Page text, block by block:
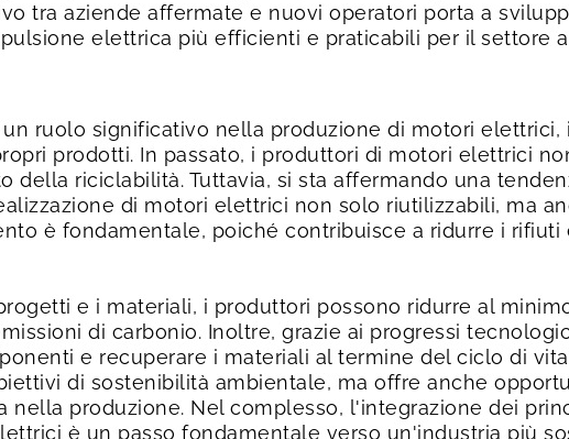
tra aziende affermate e nuovi operatori porta a
elettrica più efficienti e praticabili per il settore
ruolo significativo nella produzione di motori elettrici,
prodotti. In passato, i produttori di motori elettrici
della riciclabilità. Tuttavia, si sta affermando una
di motori elettrici non solo riutilizzabili, ma
è fondamentale, poiché contribuisce a ridurre i
e i materiali, i produttori possono ridurre al
di carbonio. Inoltre, grazie ai progressi
e recuperare i materiali al termine del ciclo di
di sostenibilità ambientale, ma offre anche
nella produzione. Nel complesso, l'integrazione dei
è un passo fondamentale verso un'industria più